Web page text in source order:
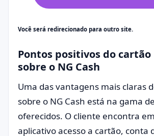
Você será redirecionado para outro site.
Pontos positivos do
sobre o NG Cash
Uma das vantagens mais claras
sobre o NG Cash está na gama
oferecidos. O cliente encontra
aplicativo acesso a cartão, conta